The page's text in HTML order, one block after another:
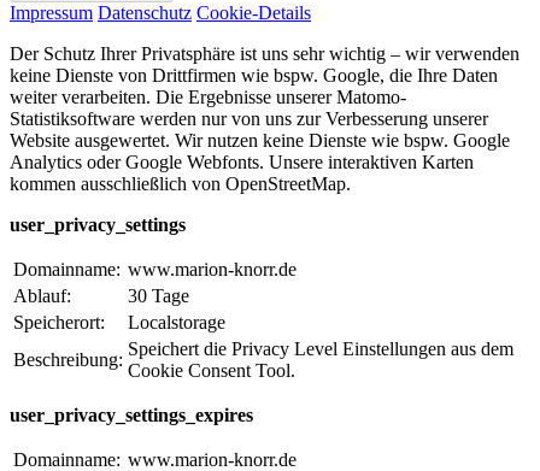
Impressum Datenschutz Cookie-Details
Der Schutz Ihrer Privatsphäre ist uns sehr wichtig – wir verwenden
keine Dienste von Drittfirmen wie bspw. Google, die Ihre Daten
weiter verarbeiten. Die Ergebnisse unserer Matomo-
Statistiksoftware werden nur von uns zur Verbesserung unserer
Website ausgewertet. Wir nutzen keine Dienste wie bspw. Google
Analytics oder Google Webfonts. Unsere interaktiven Karten
kommen ausschließlich von OpenStreetMap.
user_privacy_settings
Domainname: www.marion-knorr.de
Ablauf:
30 Tage
Speicherort:
Localstorage
Beschreibung:
Speichert die Privacy Level Einstellungen aus dem
Cookie Consent Tool.
user_privacy_settings_expires
Domainname: www.marion-knorr.de